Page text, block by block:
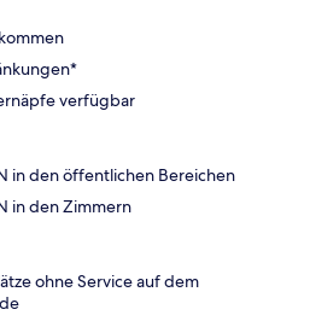
verfügbar
in den öffentlichen Bereichen
in den Zimmern
ohne Service auf dem